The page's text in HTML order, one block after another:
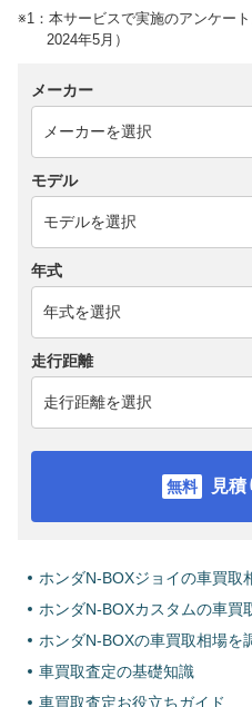
※1：本サービスで実施のアンケー
2024年5月）
メーカー
モデル
年式
走行距離
見積
ホンダN-BOXジョイの車買取
ホンダN-BOXカスタムの車買
ホンダN-BOXの車買取相場を
車買取査定の基礎知識
車買取査定お役立ちガイド